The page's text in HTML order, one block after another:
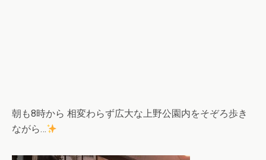
朝も8時から 相変わらず広大な上野公園内をそぞろ歩き
ながら…